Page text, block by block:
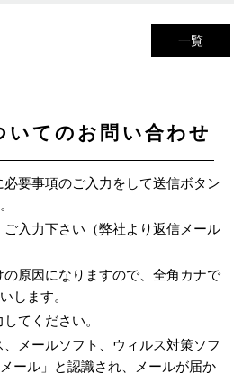
一覧
いてのお問い合わせ
必要事項のご入力をして送信ボタン
ご入力下さい（弊社より返信メール
の原因になりますので、全角カナで
します。
てください。
、メールソフト、ウィルス対策ソフ
ール」と認識され、メールが届か